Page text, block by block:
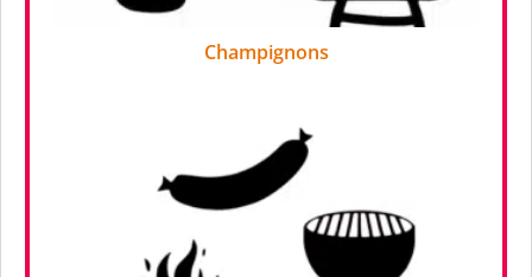
Champignons